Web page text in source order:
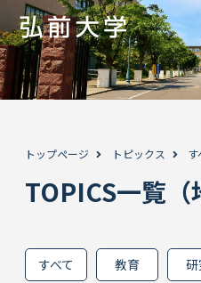
トップページ トピックス す
TOPICS一覧（
すべて 教育